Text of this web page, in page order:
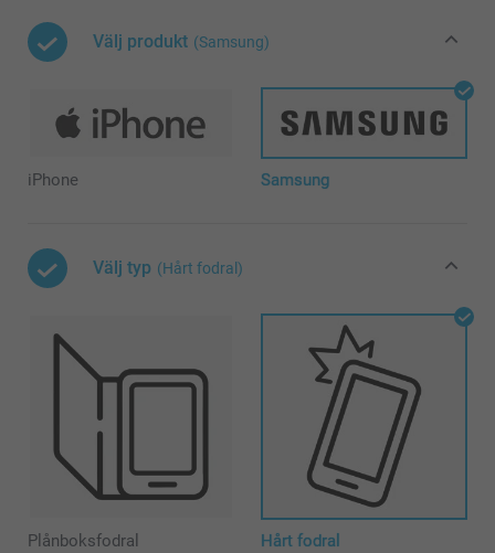
Välj produkt (Samsung)
iPhone Samsung
Välj typ (Hårt fodral)
Plånboksfodral Hårt fodral